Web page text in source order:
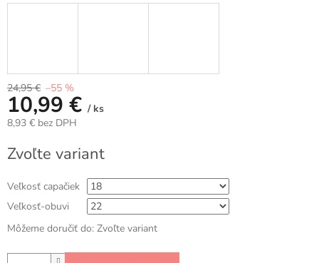
24,95 € –55 %
10,99 € / ks
8,93 € bez DPH
cena:
Zvoľte variant
Veľkosť capačiek
Veľkosť-obuvi
Môžeme doručiť do: Zvoľte variant